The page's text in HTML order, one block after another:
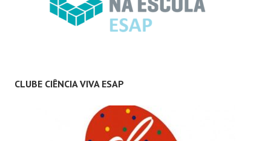
CLUBE CIÊNCIA VIVA ESAP